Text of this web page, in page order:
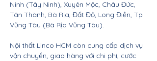
Ninh (Tây Ninh), Xuyên Mộc, Châu Đức,
Tân Thành, Bà Rịa, Đất Đỏ, Long Điền, Tp
Vũng Tàu (Bà Rịa Vũng Tàu).
Nội thất Linco HCM còn cung cấp dịch vụ
vận chuyển, giao hàng với chi phí, cước